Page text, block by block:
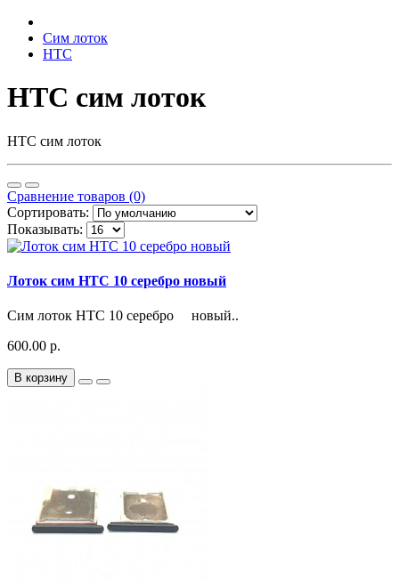
Сим лоток
HTC
HTC сим лоток
HTC сим лоток
Сравнение товаров (0)
Сортировать:
Показывать:
Лоток сим HTC 10 серебро новый
Сим лоток HTC 10 серебро новый..
600.00 р.
В корзину